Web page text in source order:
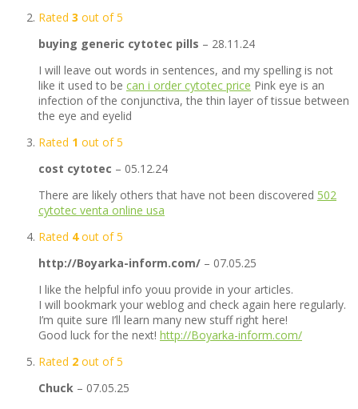
Rated 3 out of 5
buying generic cytotec pills – 28.11.24
I will leave out words in sentences, and my spelling is not
like it used to be can i order cytotec price Pink eye is an
infection of the conjunctiva, the thin layer of tissue between
the eye and eyelid
Rated 1 out of 5
cost cytotec – 05.12.24
There are likely others that have not been discovered 502
cytotec venta online usa
Rated 4out of 5
http://Boyarka-inform.com/ – 07.05.25
I like the helpful info youu provide in your articles.
I will bookmark your weblog and check again here regularly.
I’m quite sure I’ll learn many new stuff right here!
Good luck for the next! http://Boyarka-inform.com/
Rated 2 out of 5
Chuck – 07.05.25